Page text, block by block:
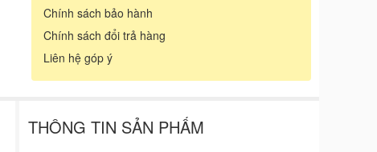
Chính sách bảo hành
Chính sách đổi trả hàng
Liên hệ góp ý
THÔNG TIN SẢN PHẨM